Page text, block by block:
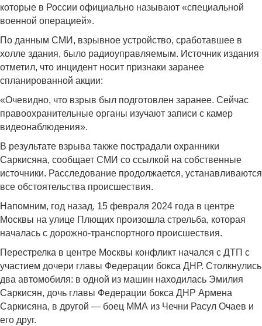
которые в России официально называют «специальной
военной операцией».
По данным СМИ, взрывное устройство, сработавшее в
холле здания, было радиоуправляемым. Источник издания
отметил, что инцидент носит признаки заранее
спланированной акции:
«Очевидно, что взрыв был подготовлен заранее. Сейчас
правоохранительные органы изучают записи с камер
видеонаблюдения».
В результате взрыва также пострадали охранники
Саркисяна, сообщает СМИ со ссылкой на собственные
источники. Расследование продолжается, устанавливаются
все обстоятельства происшествия.
Напомним, год назад, 15 февраля 2024 года в центре
Москвы на улице Плющих произошла стрельба, которая
началась с дорожно-транспортного происшествия.
Перестрелка в центре Москвы конфликт начался с ДТП с
участием дочери главы Федерации бокса ДНР. Столкнулись
два автомобиля: в одной из машин находилась Эмилия
Саркисян, дочь главы Федерации бокса ДНР Армена
Саркисяна, в другой — боец ​​ММА из Чечни Расул Очаев и
его друг.